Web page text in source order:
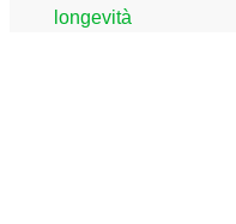
longevità